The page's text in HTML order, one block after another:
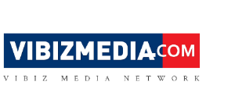
Vibizmedia.com